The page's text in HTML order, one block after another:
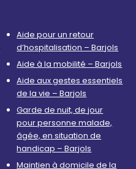
Aide pour un retour
d’hospitalisation – Barjols
Aide à la mobilité – Barjols
Aide aux gestes essentiels
de la vie – Barjols
Garde de nuit, de jour
pour personne malade,
âgée, en situation de
handicap – Barjols
Maintien à domicile de la